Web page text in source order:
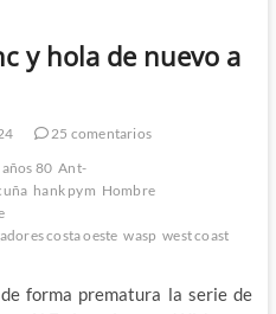
y hola de nuevo a
25 comentarios
años 80 Ant-
hank pym Hombre
costa oeste wasp west coast
forma prematura la serie de